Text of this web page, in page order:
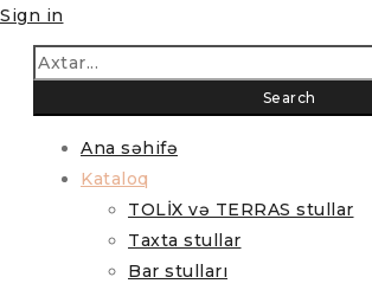
Ana səhifə
Kataloq
TOLİX və TERRAS stullar
Taxta stullar
Bar stulları
Sign in